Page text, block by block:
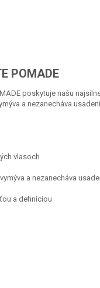
POMADE
poskytuje našu
a nezanecháva
vlasoch
a nezanecháva
a definíciou